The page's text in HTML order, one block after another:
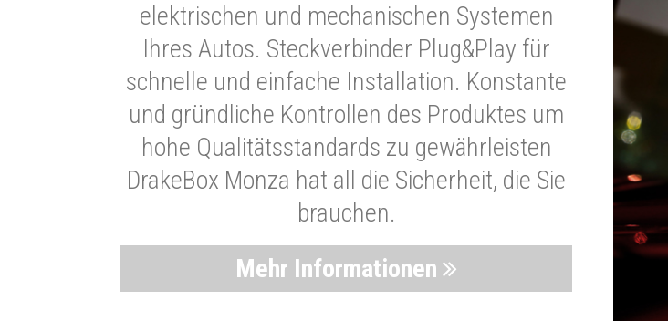
elektrischen und mechanischen Systemen
Ihres Autos. Steckverbinder Plug&Play für
schnelle und einfache Installation. Konstante
und gründliche Kontrollen des Produktes um
hohe Qualitätsstandards zu gewährleisten
DrakeBox Monza hat all die Sicherheit, die Sie
brauchen.
Mehr Informationen